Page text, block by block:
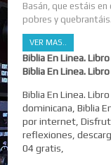
Basán, que estáis
pobres y
VER MAS..
Biblia En Linea.
Biblia En Linea.
Biblia En Linea.
dominicana, Biblia
por internet,
reflexiones,
04 gratis,